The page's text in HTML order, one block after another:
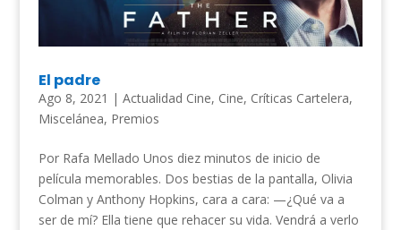
El padre
Ago 8, 2021 | Actualidad Cine, Cine, Críticas Cartelera,
Miscelánea, Premios
Por Rafa Mellado Unos diez minutos de inicio de
película memorables. Dos bestias de la pantalla, Olivia
Colman y Anthony Hopkins, cara a cara: —¿Qué va a
ser de mí? Ella tiene que rehacer su vida. Vendrá a verlo